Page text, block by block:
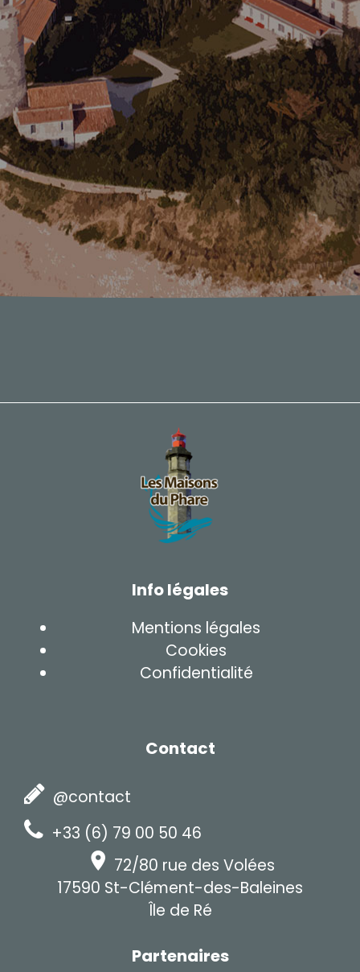
Info légales
Mentions légales
Cookies
Confidentialité
Contact
@contact
+33 (6) 79 00 50 46
72/80 rue des Volées
17590 St-Clément-des-Baleines
Île de Ré
Partenaires